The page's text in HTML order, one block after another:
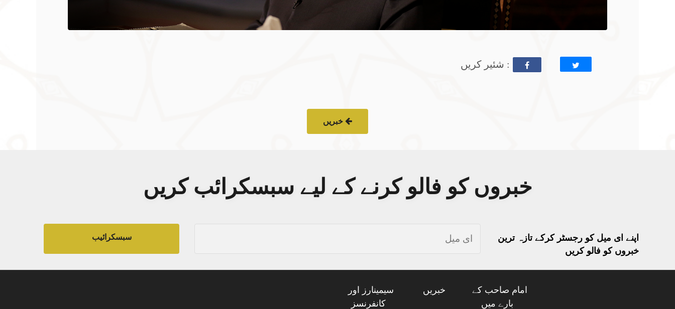
: شئیر کریں
خبریں
خبروں کو فالو کرنے کے لیے سبسکرائب کریں
اپنے ای میل کو رجسٹر کرکے تازہ ترین
خبروں کو فالو کریں
سبسکرائیب
امام صاحب کے
بارے میں
خبریں
سیمینارز اور
کانفرنسز